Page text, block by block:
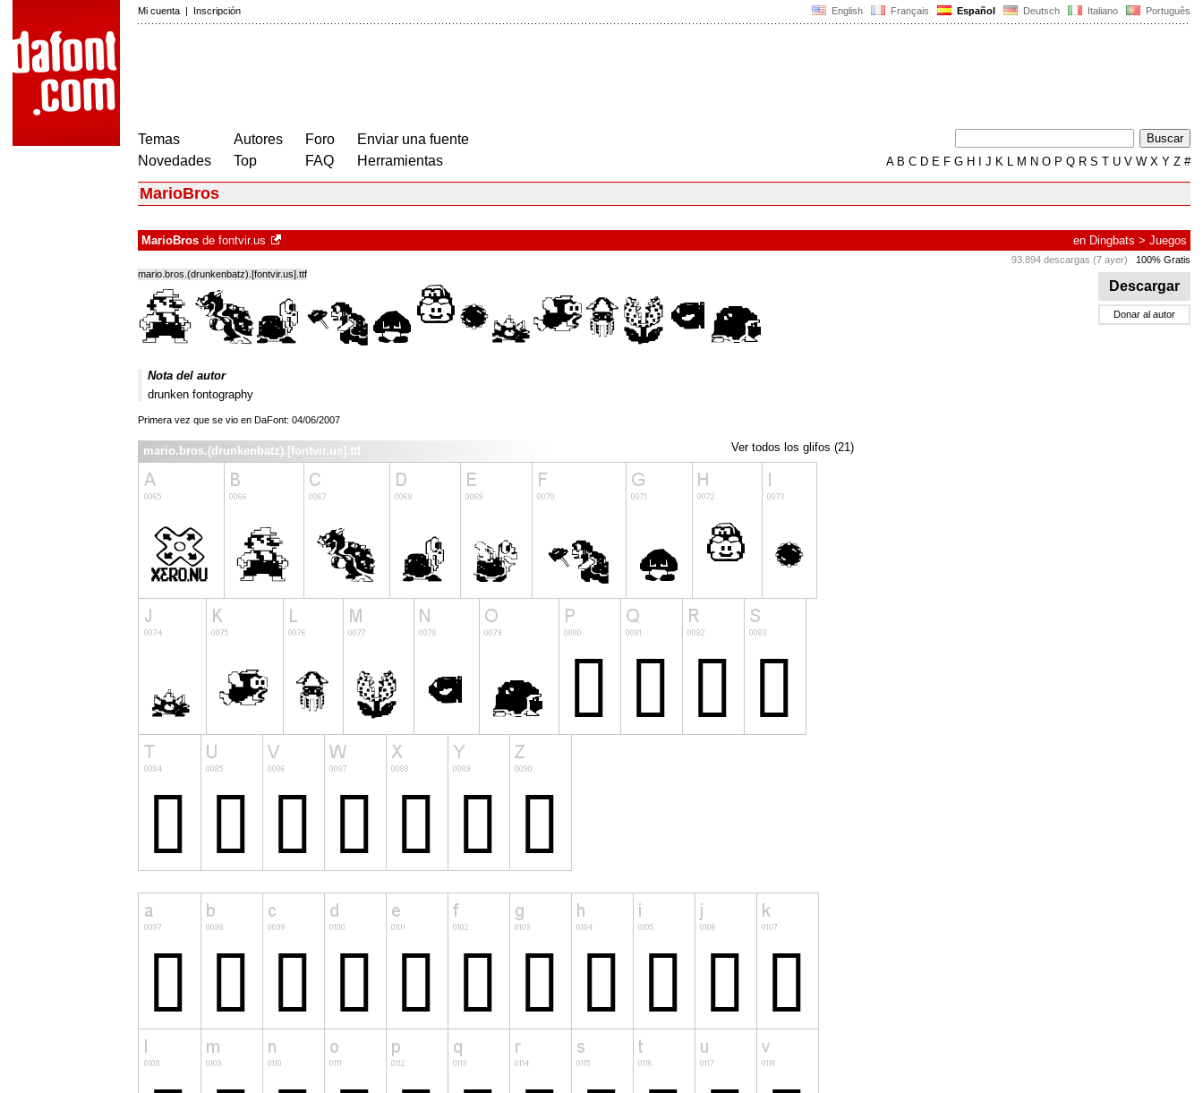
English Français Español Deutsch Italiano Português
Mi cuenta | Inscripción
Temas
Novedades
Autores
Top
Foro
FAQ
Enviar una fuente
Herramientas
AB C D E F G H J K L M N O P Q R S T U V W X Y Z #
MarioBros
MarioBros de fontvir.us en Dingbats > Juegos
93.894 descargas (7 ayer) 100% Gratis
Descargar
Donar al autor
mario.bros.(drunkenbatz).[fontvir.us].ttf
Nota del autor
drunken fontography
Primera vez que se vio en DaFont: 04/06/2007
Ver todos los glifos (21)
mario.bros.(drunkenbatz).[fontvir.us].ttf